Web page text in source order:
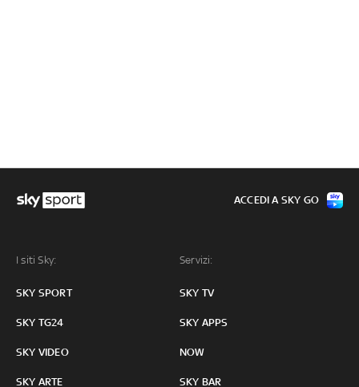
I siti Sky:
SKY SPORT
SKY TG24
SKY VIDEO
SKY ARTE
Servizi:
SKY TV
SKY APPS
NOW
SKY BAR
ACCEDI A SKY GO